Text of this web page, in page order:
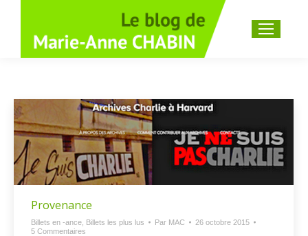
Recherche
Provenance
Billets en -ance Billets les plus lus Par MAC
26 octobre 2015
5 Commentaires